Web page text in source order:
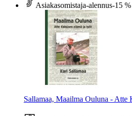
Asiakasomistaja-alennus-15 %
Sallamaa, Maailma Ouluna - Atte